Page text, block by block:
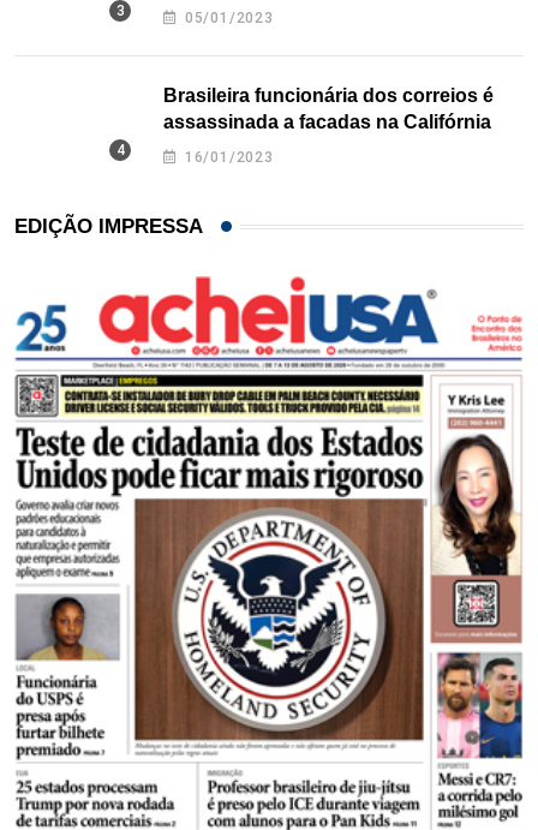
Texas
05/01/2023
Brasileira funcionária dos correios é
assassinada a facadas na Califórnia
16/01/2023
EDIÇÃO IMPRESSA